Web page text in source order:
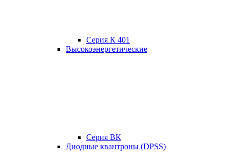
Серия К 401
Высокоэнергетические
Серия ВК
Диодные квантроны (DPSS)